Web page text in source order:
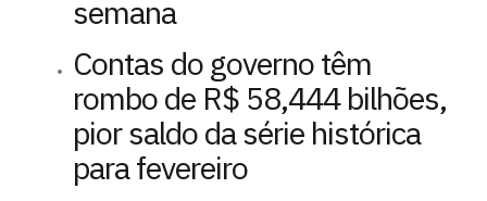
semana
Contas do governo têm
rombo de R$ 58,444 bilhões,
pior saldo da série histórica
para fevereiro